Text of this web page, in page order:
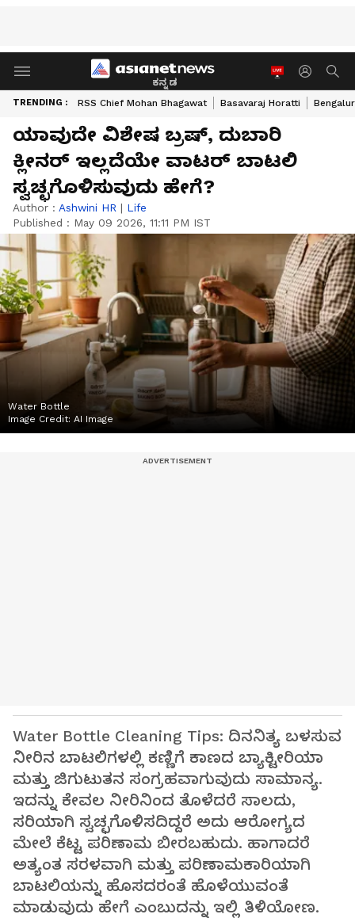
ಕನ್ನಡ
TRENDING : RSS Chief Mohan Bhagawat Basavaraj Horatti
ಯಾವುದೇ ವಿಶೇಷ ಬ್ರಷ್, ದುಬಾರಿ
ಕ್ಲೀನರ್ ಇಲ್ಲದೆಯೇ ವಾಟರ್ ಬಾಟಲಿ
ಸ್ವಚ್ಛಗೊಳಿಸುವುದು ಹೇಗೆ?
Author : Ashwini HR | Life
Published : May 09 2026, 11:11 PM IST
Water Bottle
Image Credit: AI Image
Water Bottle Cleaning Tips: ದಿನನಿತ್ಯ ಬಳಸುವ
ನೀರಿನ ಬಾಟಲಿಗಳಲ್ಲಿ ಕಣ್ಣಿಗೆ ಕಾಣದ ಬ್ಯಾಕ್ಟೀರಿಯಾ
ಮತ್ತು ಜಿಗುಟುತನ ಸಂಗ್ರಹವಾಗುವುದು ಸಾಮಾನ್ಯ.
ಇದನ್ನು ಕೇವಲ ನೀರಿನಿಂದ ತೊಳೆದರೆ ಸಾಲದು,
ಸರಿಯಾಗಿ ಸ್ವಚ್ಛಗೊಳಿಸದಿದ್ದರೆ ಅದು ಆರೋಗ್ಯದ
ಮೇಲೆ ಕೆಟ್ಟ ಪರಿಣಾಮ ಬೀರಬಹುದು. ಹಾಗಾದರೆ
ಅತ್ಯಂತ ಸರಳವಾಗಿ ಮತ್ತು ಪರಿಣಾಮಕಾರಿಯಾಗಿ
ಬಾಟಲಿಯನ್ನು ಹೊಸದರಂತೆ ಹೊಳೆಯುವಂತೆ
ಮಾಡುವುದು ಹೇಗೆ ಎಂಬುದನ್ನು ಇಲ್ಲಿ ತಿಳಿಯೋಣ.